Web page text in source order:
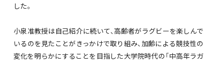
した。
小泉准教授は自己紹介に続いて、高齢者がラグビーを楽しんで
いるのを見たことがきっかけで取り組み、加齢による競技性の
変化を明らかにすることを目指した大学院時代の「中高年ラガ